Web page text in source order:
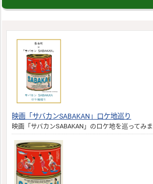
映画「サバカンSABAKAN」ロケ地巡り
映画「サバカンSABAKAN」のロケ地を巡ってみま